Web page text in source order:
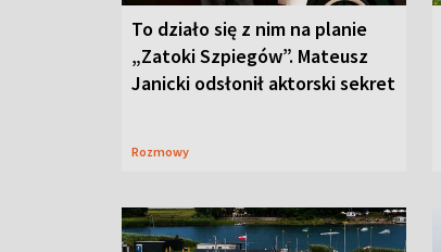
To działo się z nim na planie
„Zatoki Szpiegów”. Mateusz
Janicki odsłonił aktorski sekret
Rozmowy